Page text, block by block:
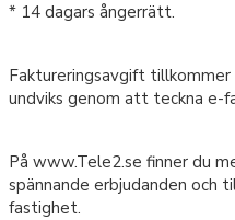
* 14 dagars ångerrätt.
Faktureringsavgift
undviks genom att teckna e-
På www.Tele2.se finner du
spännande erbjudanden och
fastighet.